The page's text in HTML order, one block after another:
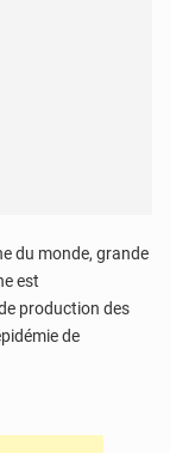
du monde, grande
est
production des
de